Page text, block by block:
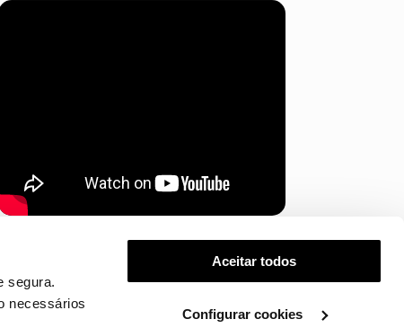
segura.
necessários
Aceitar todos
Configurar cookies